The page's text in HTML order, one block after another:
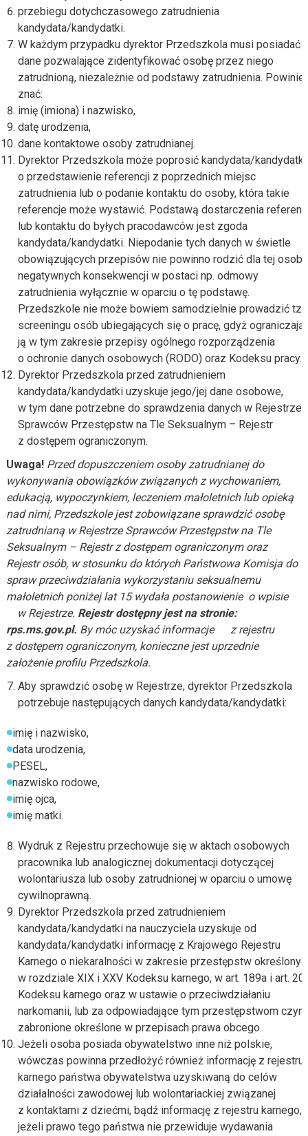
przebiegu dotychczasowego zatrudnienia
kandydata/kandydatki.
W każdym przypadku dyrektor Przedszkola musi posiadać
dane pozwalające zidentyfikować osobę przez niego
zatrudnioną, niezależnie od podstawy zatrudnienia.
znać:
imię (imiona) i nazwisko,
datę urodzenia,
dane kontaktowe osoby zatrudnianej.
Dyrektor Przedszkola może poprosić kandydata/
o przedstawienie referencji z poprzednich miejsc
zatrudnienia lub o podanie kontaktu do osoby, która takie
referencje może wystawić. Podstawą dostarczenia
lub kontaktu do byłych pracodawców jest zgoda
kandydata/kandydatki. Niepodanie tych danych w świetle
obowiązujących przepisów nie powinno rodzić dla tej osoby
negatywnych konsekwencji w postaci np. odmowy
zatrudnienia wyłącznie w oparciu o tę podstawę.
Przedszkole nie może bowiem samodzielnie prowadzić
screeningu osób ubiegających się o pracę, gdyż ograniczają
ją w tym zakresie przepisy ogólnego rozporządzenia
o ochronie danych osobowych (RODO) oraz Kodeksu pracy.
Dyrektor Przedszkola przed zatrudnieniem
kandydata/kandydatki uzyskuje jego/jej dane osobowe,
w tym dane potrzebne do sprawdzenia danych w Rejestrze
Sprawców Przestępstw na Tle Seksualnym – Rejestr
z dostępem ograniczonym.
Uwaga! Przed dopuszczeniem osoby zatrudnianej do
wykonywania obowiązków związanych z wychowaniem,
edukacją, wypoczynkiem, leczeniem małoletnich lub opieką
nad nimi, Przedszkole jest zobowiązane sprawdzić osobę
zatrudnianą w Rejestrze Sprawców Przestępstw na Tle
Seksualnym – Rejestr z dostępem ograniczonym oraz
Rejestr osób, w stosunku do których Państwowa Komisja do
spraw przeciwdziałania wykorzystaniu seksualnemu
małoletnich poniżej lat 15wydała postanowienie o wpisie
w Rejestrze. Rejestr dostępny jest na stronie:
rps.ms.gov.pl. By móc uzyskać informacje z rejestru
z dostępem ograniczonym, konieczne jest uprzednie
założenie profilu Przedszkola.
Aby sprawdzić osobę w Rejestrze, dyrektor Przedszkola
potrzebuje następujących danych kandydata/kandydatki:
imię i nazwisko,
data urodzenia,
PESEL,
nazwisko rodowe,
imię ojca,
imię matki.
Wydruk z Rejestru przechowuje się w aktach osobowych
pracownika lub analogicznej dokumentacji dotyczącej
wolontariusza lub osoby zatrudnionej w oparciu o umowę
cywilnoprawną.
Dyrektor Przedszkola przed zatrudnieniem
kandydata/kandydatki na nauczyciela uzyskuje od
kandydata/kandydatki informację z Krajowego Rejestru
Karnego o niekaralności w zakresie przestępstw
w rozdziale XIX i XXV Kodeksu karnego, w art. 189a i art.
Kodeksu karnego oraz w ustawie o przeciwdziałaniu
narkomanii, lub za odpowiadające tym przestępstwom
zabronione określone w przepisach prawa obcego.
Jeżeli osoba posiada obywatelstwo inne niż polskie,
wówczas powinna przedłożyć również informację z rejestru
karnego państwa obywatelstwa uzyskiwaną do celów
działalności zawodowej lub wolontariackiej związanej
z kontaktami z dziećmi, bądź informację z rejestru karnego,
jeżeli prawo tego państwa nie przewiduje wydawania